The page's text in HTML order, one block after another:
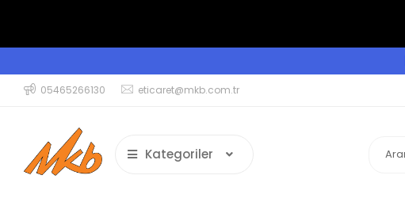
05465266130 eticaret@mkb.com.tr
Kategoriler